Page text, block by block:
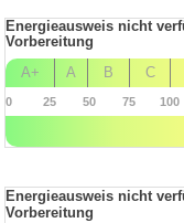
Energieausweis nicht
Vorbereitung
A+
A B C
0 25 50 75 100
Energieausweis nicht
Vorbereitung